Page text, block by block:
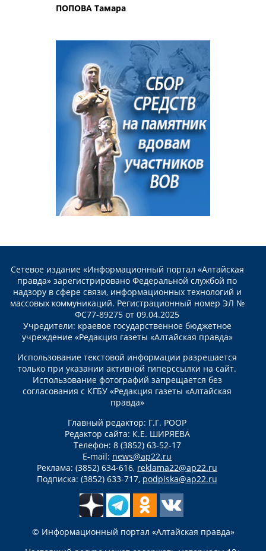
ПОПОВА Тамара
Сетевое издание «Информационный портал «Алтайская
правда» зарегистрировано Федеральной службой по
надзору в сфере связи, информационных технологий и
массовых коммуникаций. Регистрационный номер ЭЛ №
ФС77-89275 от 09.04.2025
Учредители: краевое государственное бюджетное
учреждение «Редакция газеты «Алтайская правда»
Использование текстовой информации разрешается
только при указании активной гиперссылки на сайт.
Использование фотографий запрещается без
согласования с КГБУ «Редакция газеты «Алтайская
правда»
Главный редактор: Г.Г. РООР
Редактор сайта: К.Е. ШИРЯЕВА
Телефон: 8 (3852) 63-52-17
E-mail: news@ap22.ru
Реклама: (3852) 634-616, reklama22@ap22.ru
Подписка: (3852) 633-717, podpiska@ap22.ru
© Информационный портал «Алтайская правда»